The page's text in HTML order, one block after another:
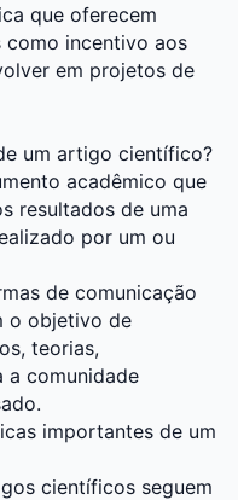
que oferecem
como incentivo aos
em projetos de
um artigo científico?
acadêmico que
resultados de uma
por um ou
de comunicação
o objetivo de
teorias,
a comunidade
importantes de um
científicos seguem